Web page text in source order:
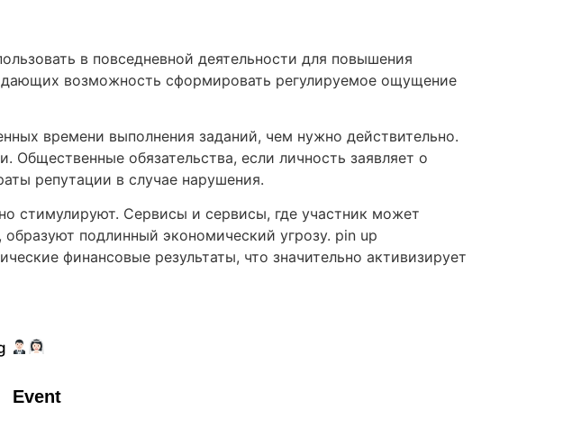
в повседневной деятельности для повышения
возможность сформировать регулируемое ощущение
времени выполнения заданий, чем нужно действительно.
обязательства, если личность заявляет о
репутации в случае нарушения.
стимулируют. Сервисы и сервисы, где участник может
подлинный экономический угрозу. pin up
финансовые результаты, что значительно активизирует
Event